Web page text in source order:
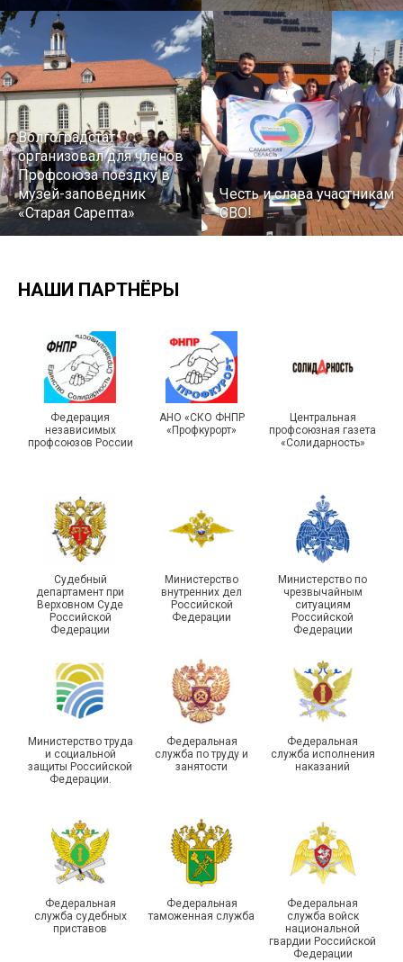
Волгоградстат
организовал для членов
Профсоюза поездку в
музей-заповедник
«Старая Сарепта»
Честь и слава участникам
СВО!
IX Туристический слёт
Московской городской
организации Профсоюза
Турслет и Спартакиада –
праздники спорта и
туризма прошли в Омской
области
Чествование ветеранов
боевых действий
Самарской области
Подписано соглашение с
области
Единство традиций и сила
организаций ГУФСИН
России по Пермскому
краю приняли участие в
туристическом слете
НАШИ ПАРТНЁРЫ
Федерация
независимых
профсоюзов России
АНО «СКО ФНПР
«Профкурорт»
Центральная
профсоюзная газета
«Солидарность»
Судебный
департамент при
Верховном Суде
Российской
Федерации
Министерство
внутренних дел
Российской
Федерации
Министерство по
чрезвычайным
ситуациям
Российской
Федерации
Министерство труда
и социальной
защиты Российской
Федерации.
Федеральная
служба по труду и
занятости
Федеральная
служба исполнения
наказаний
Федеральная
служба судебных
приставов
Федеральная
таможенная служба
Федеральная
служба войск
национальной
гвардии Российской
Федерации